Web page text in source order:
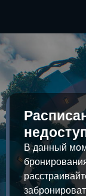
В данный